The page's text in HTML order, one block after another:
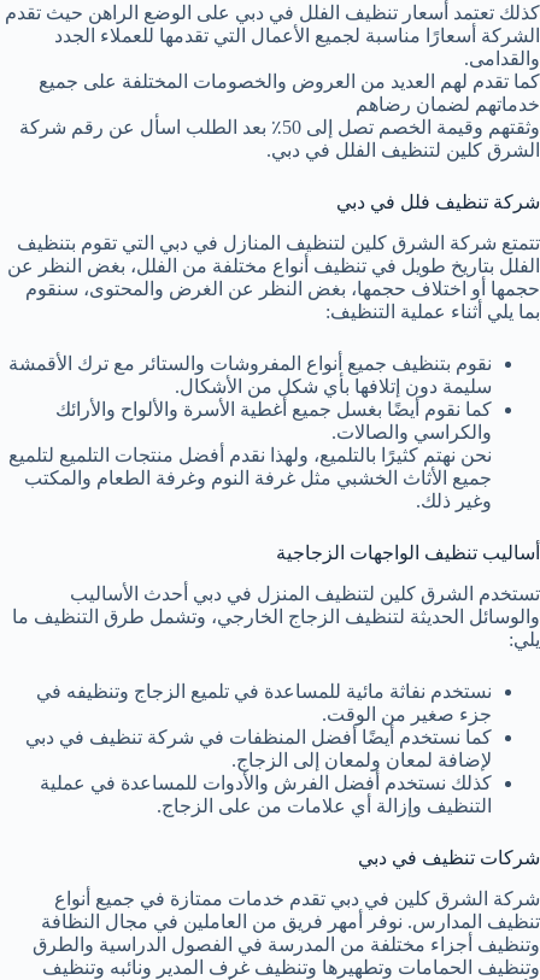
كذلك تعتمد أسعار تنظيف الفلل في دبي على الوضع الراهن حيث تقدم
الشركة أسعارًا مناسبة لجميع الأعمال التي تقدمها للعملاء الجدد
والقدامى.
كما تقدم لهم العديد من العروض والخصومات المختلفة على جميع
خدماتهم لضمان رضاهم
وثقتهم وقيمة الخصم تصل إلى 50٪ بعد الطلب اسأل عن رقم شركة
الشرق كلين لتنظيف الفلل في دبي.
شركة تنظيف فلل في دبي
تتمتع شركة الشرق كلين لتنظيف المنازل في دبي التي تقوم بتنظيف
الفلل بتاريخ طويل في تنظيف أنواع مختلفة من الفلل، بغض النظر عن
حجمها أو اختلاف حجمها، بغض النظر عن الغرض والمحتوى، سنقوم
بما يلي أثناء عملية التنظيف:
نقوم بتنظيف جميع أنواع المفروشات والستائر مع ترك الأقمشة
سليمة دون إتلافها بأي شكل من الأشكال.
كما نقوم أيضًا بغسل جميع أغطية الأسرة والألواح والأرائك
والكراسي والصالات.
نحن نهتم كثيرًا بالتلميع، ولهذا نقدم أفضل منتجات التلميع لتلميع
جميع الأثاث الخشبي مثل غرفة النوم وغرفة الطعام والمكتب
وغير ذلك.
أساليب تنظيف الواجهات الزجاجية
تستخدم الشرق كلين لتنظيف المنزل في دبي أحدث الأساليب
والوسائل الحديثة لتنظيف الزجاج الخارجي، وتشمل طرق التنظيف ما
يلي:
نستخدم نفاثة مائية للمساعدة في تلميع الزجاج وتنظيفه في
جزء صغير من الوقت.
كما نستخدم أيضًا أفضل المنظفات في شركة تنظيف في دبي
لإضافة لمعان ولمعان إلى الزجاج.
كذلك نستخدم أفضل الفرش والأدوات للمساعدة في عملية
التنظيف وإزالة أي علامات من على الزجاج.
شركات تنظيف في دبي
شركة الشرق كلين في دبي تقدم خدمات ممتازة في جميع أنواع
تنظيف المدارس. نوفر أمهر فريق من العاملين في مجال النظافة
وتنظيف أجزاء مختلفة من المدرسة في الفصول الدراسية والطرق
وتنظيف الحمامات وتطهيرها وتنظيف غرف المدير ونائبه وتنظيف